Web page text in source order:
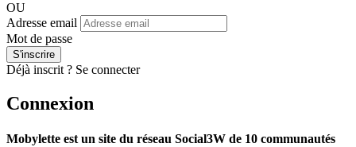
OU
Adresse email
Mot de passe
Déjà inscrit ? Se connecter
Connexion
Mobylette est un site du réseau Social3W de 10 communautés